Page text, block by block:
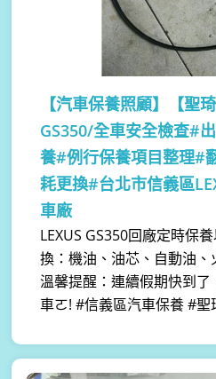
【汽車保養照顧】
【聖
GS350/全車安全檢查#
養#例行保養項目整理#
耗更換#台北市信義區
車廠
LEXUS GS350回廠定時保
換：機油、油芯、自動油、
溫馨提醒：連續假期快到
車ㄛ! #信義區汽車保養 #聖